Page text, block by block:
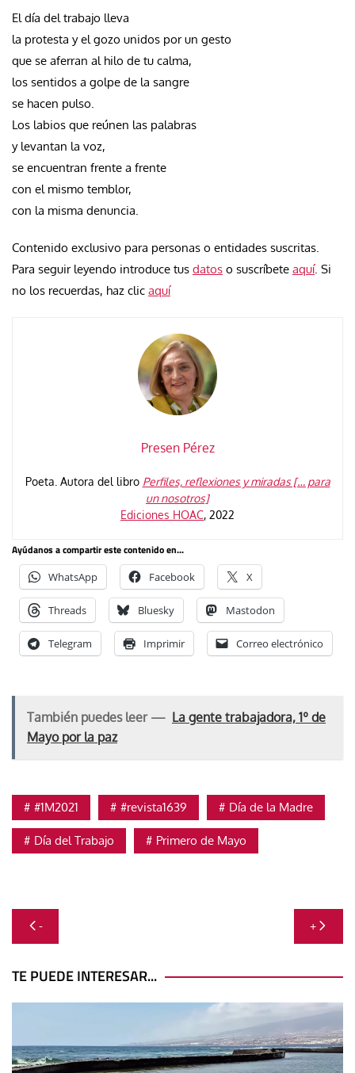
El día del trabajo lleva
la protesta y el gozo unidos por un gesto
que se aferran al hilo de tu calma,
los sentidos a golpe de la sangre
se hacen pulso.
Los labios que reúnen las palabras
y levantan la voz,
se encuentran frente a frente
con el mismo temblor,
con la misma denuncia.
Contenido exclusivo para personas o entidades suscritas.
Para seguir leyendo introduce tus datos o suscríbete aquí. Si
no los recuerdas, haz clic aquí
Presen Pérez
Poeta. Autora del libro Perfiles, reflexiones y miradas [… para
un nosotros]
Ediciones HOAC, 2022
Ayúdanos a compartir este contenido en...
WhatsApp Facebook X
Threads Bluesky Mastodon
Telegram Imprimir Correo electrónico
También puedes leer — La gente trabajadora, 1º de
Mayo por la paz
#1M2021 #revista1639 Día de la Madre
Día del Trabajo Primero de Mayo
Navegación
de
entradas
- +
TE PUEDE INTERESAR...